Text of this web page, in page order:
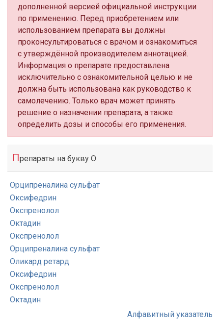
дополненной версией официальной инструкции
по применению. Перед приобретением или
использованием препарата вы должны
проконсультироваться с врачом и ознакомиться
с утверждённой производителем аннотацией.
Информация о препарате предоставлена
исключительно с ознакомительной целью и не
должна быть использована как руководство к
самолечению. Только врач может принять
решение о назначении препарата, а также
определить дозы и способы его применения.
Препараты на букву О
Орципреналина сульфат
Оксифедрин
Окспренолол
Октадин
Окспренолол
Орципреналина сульфат
Оликард ретард
Оксифедрин
Окспренолол
Октадин
Алфавитный указатель